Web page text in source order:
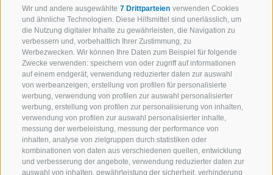
Wir und andere ausgewählte 7 Drittparteien verwenden Cookies
und ähnliche Technologien. Diese Hilfsmittel sind unerlässlich, um
die Nutzung digitaler Inhalte zu gewährleisten, die Navigation zu
verbessern und, vorbehaltlich Ihrer Zustimmung, zu
Werbezwecken. Wir können Ihre Daten zum Beispiel für folgende
Zwecke verwenden: speichern von oder zugriff auf informationen
auf einem endgerät, verwendung reduzierter daten zur auswahl
von werbeanzeigen, erstellung von profilen für personalisierte
werbung, verwendung von profilen zur auswahl personalisierter
werbung, erstellung von profilen zur personalisierung von inhalten,
verwendung von profilen zur auswahl personalisierter inhalte,
messung der werbeleistung, messung der performance von
inhalten, analyse von zielgruppen durch statistiken oder
kombinationen von daten aus verschiedenen quellen, entwicklung
und verbesserung der angebote, verwendung reduzierter daten zur
auswahl von inhalten, gewährleistung der sicherheit, verhinderung
Auf Backpapier legen.
Einen Trockner oder einen Backofen auf 65
Grad Celsius einstellen.
Über Nacht trocknen lassen.
Öl auf 180 Grad Celsius erhitzen.
Getrocknete Fischhaut 10–15 Sekunden
braten.
Sie werden sehen, dass sie pufft!
Haut auf ein trockenes Papier legen.